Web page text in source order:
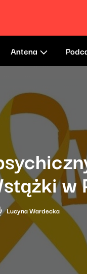
Antena
w
Lucyna Wardecka